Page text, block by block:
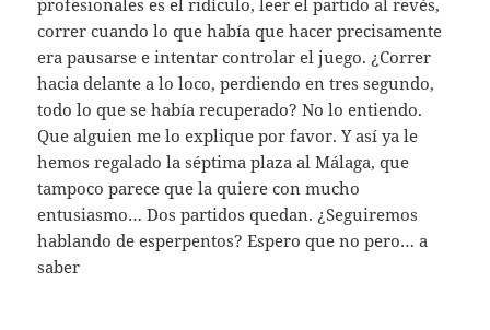
profesionales es el ridículo, leer el partido al revés,
correr cuando lo que había que hacer precisamente
era pausarse e intentar controlar el juego. ¿Correr
hacia delante a lo loco, perdiendo en tres segundo,
todo lo que se había recuperado? No lo entiendo.
Que alguien me lo explique por favor. Y así ya le
hemos regalado la séptima plaza al Málaga, que
tampoco parece que la quiere con mucho
entusiasmo… Dos partidos quedan. ¿Seguiremos
hablando de esperpentos? Espero que no pero… a
saber